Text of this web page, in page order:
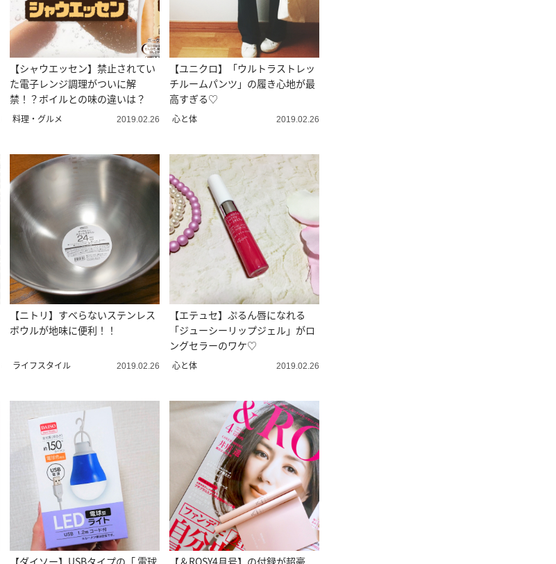
【シャウエッセン】禁止されてい
た電子レンジ調理がついに解
禁！？ボイルとの味の違いは？
料理・グルメ 2019.02.26
【ユニクロ】「ウルトラストレッ
チルームパンツ」の履き心地が最
高すぎる♡
心と体 2019.02.26
【ニトリ】すべらないステンレス
ボウルが地味に便利！！
ライフスタイル 2019.02.26
【エテュセ】ぷるん唇になれる
「ジューシーリップジェル」がロ
ングセラーのワケ♡
心と体 2019.02.26